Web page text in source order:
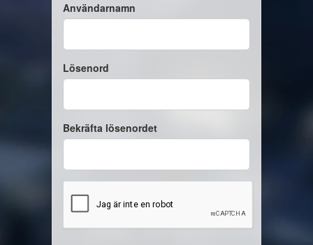
Användarnamn
Lösenord
Bekräfta lösenordet